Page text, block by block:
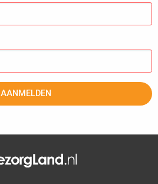
AANMELDEN